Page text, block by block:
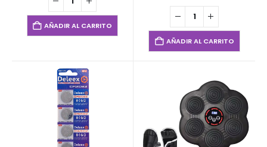
AÑADIR AL CARRITO
AÑADIR AL CARRITO